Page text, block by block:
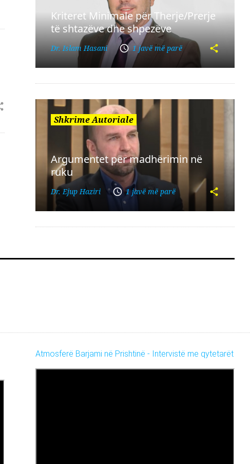
Kriteret Minimale për Therje/Prerje
të shtazëve dhe shpezëve
Dr. Islam Hasani 1 javë më parë
Shkrime Autoriale
Argumentet për madhërimin në
ruku
Dr. Ejup Haziri 1 javë më parë
Atmosferë Barjami në Prishtinë - Intervistë me qytetarët